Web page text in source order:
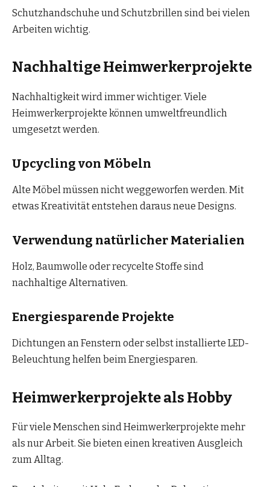
Schutzhandschuhe und Schutzbrillen sind bei vielen
Arbeiten wichtig.
Nachhaltige Heimwerkerprojekte
Nachhaltigkeit wird immer wichtiger. Viele
Heimwerkerprojekte können umweltfreundlich
umgesetzt werden.
Upcycling von Möbeln
Alte Möbel müssen nicht weggeworfen werden. Mit
etwas Kreativität entstehen daraus neue Designs.
Verwendung natürlicher Materialien
Holz, Baumwolle oder recycelte Stoffe sind
nachhaltige Alternativen.
Energiesparende Projekte
Dichtungen an Fenstern oder selbst installierte LED-
Beleuchtung helfen beim Energiesparen.
Heimwerkerprojekte als Hobby
Für viele Menschen sind Heimwerkerprojekte mehr
als nur Arbeit. Sie bieten einen kreativen Ausgleich
zum Alltag.